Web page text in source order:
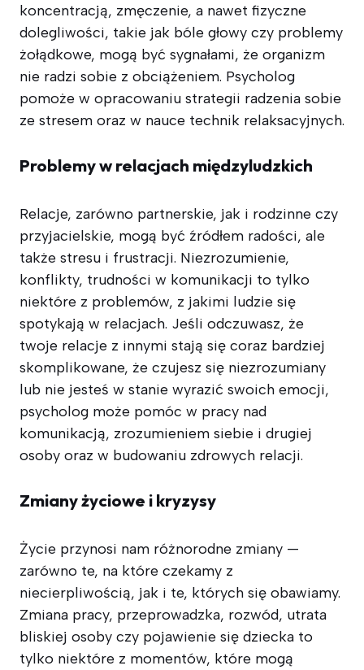
koncentracją, zmęczenie, a nawet fizyczne
dolegliwości, takie jak bóle głowy czy problemy
żołądkowe, mogą być sygnałami, że organizm
nie radzi sobie z obciążeniem. Psycholog
pomoże w opracowaniu strategii radzenia sobie
ze stresem oraz w nauce technik relaksacyjnych.
Problemy w relacjach międzyludzkich
Relacje, zarówno partnerskie, jak i rodzinne czy
przyjacielskie, mogą być źródłem radości, ale
także stresu i frustracji. Niezrozumienie,
konflikty, trudności w komunikacji to tylko
niektóre z problemów, z jakimi ludzie się
spotykają w relacjach. Jeśli odczuwasz, że
twoje relacje z innymi stają się coraz bardziej
skomplikowane, że czujesz się niezrozumiany
lub nie jesteś w stanie wyrazić swoich emocji,
psycholog może pomóc w pracy nad
komunikacją, zrozumieniem siebie i drugiej
osoby oraz w budowaniu zdrowych relacji.
Zmiany życiowe i kryzysy
Życie przynosi nam różnorodne zmiany —
zarówno te, na które czekamy z
niecierpliwością, jak i te, których się obawiamy.
Zmiana pracy, przeprowadzka, rozwód, utrata
bliskiej osoby czy pojawienie się dziecka to
tylko niektóre z momentów, które mogą